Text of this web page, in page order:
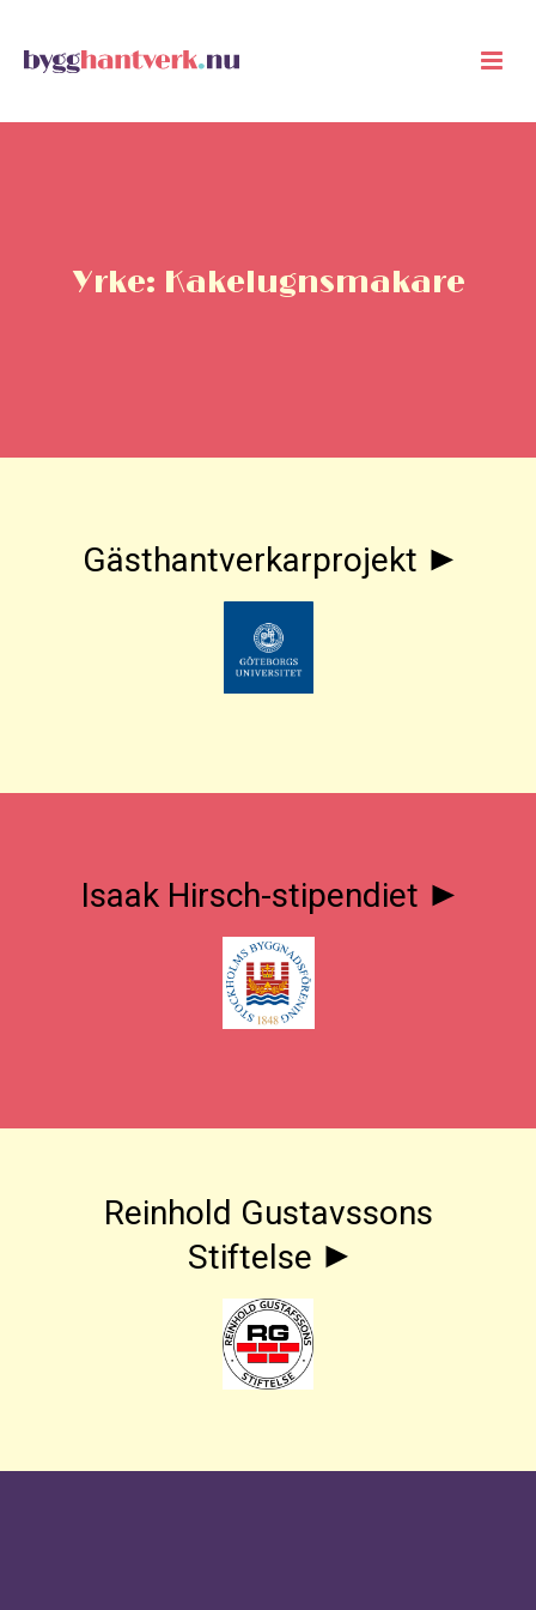
Yrke: Kakelugnsmakare
Gästhantverkarprojekt
Isaak Hirsch-stipendiet
Reinhold Gustavssons
Stiftelse